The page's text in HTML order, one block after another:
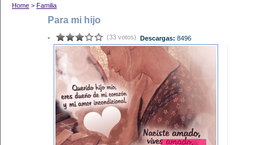
Home > Familia
Para mi hijo
- (33 votos) Descargas: 8496